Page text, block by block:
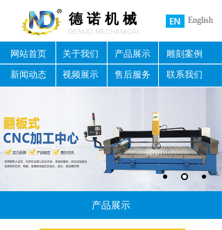
德 诺 机 械 English
DENUO MECHANICAL
网站首页 关于我们 产品展示
雕刻案例
新闻动态
视频展示 售后服务 联系我们
产品展示